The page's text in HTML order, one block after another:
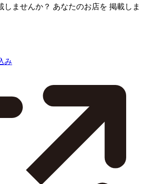
しませんか？ あなたのお店を 掲載しま
み